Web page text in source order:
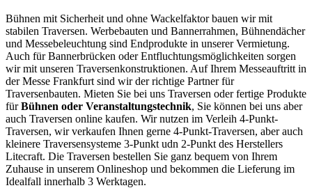
Bühnen mit Sicherheit und ohne Wackelfaktor bauen wir mit
stabilen Traversen. Werbebauten und Bannerrahmen, Bühnendächer
und Messebeleuchtung sind Endprodukte in unserer Vermietung.
Auch für Bannerbrücken oder Entfluchtungsmöglichkeiten sorgen
wir mit unseren Traversenkonstruktionen. Auf Ihrem Messeauftritt in
der Messe Frankfurt sind wir der richtige Partner für
Traversenbauten. Mieten Sie bei uns Traversen oder fertige Produkte
fürBühnen oder Veranstaltungstechnik, Sie können bei uns aber
auch Traversen online kaufen. Wir nutzen im Verleih 4-Punkt-
Traversen, wir verkaufen Ihnen gerne 4-Punkt-Traversen, aber auch
kleinere Traversensysteme 3-Punkt udn 2-Punkt des Herstellers
Litecraft. Die Traversen bestellen Sie ganz bequem von Ihrem
Zuhause in unserem Onlineshop und bekommen die Lieferung im
Idealfall innerhalb 3 Werktagen.